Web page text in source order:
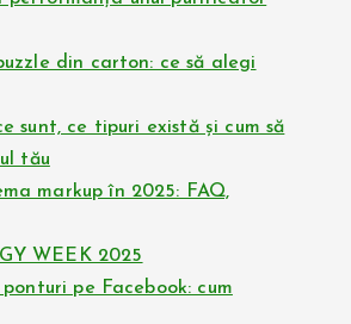
din carton: ce să alegi
sunt, ce tipuri există și cum să
tău
markup în 2025: FAQ,
WEEK 2025
pe Facebook: cum